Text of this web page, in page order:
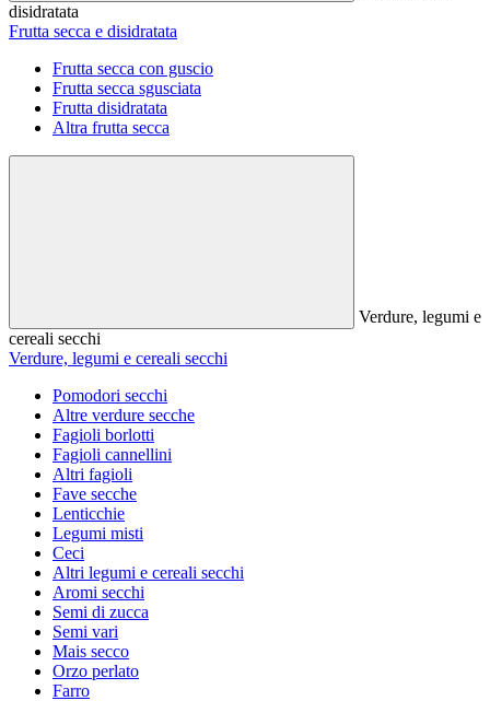
disidratata
Frutta secca e disidratata
Frutta secca con guscio
Frutta secca sgusciata
Frutta disidratata
Altra frutta secca
Verdure, legumi e
cereali secchi
Verdure, legumi e cereali secchi
Pomodori secchi
Altre verdure secche
Fagioli borlotti
Fagioli cannellini
Altri fagioli
Fave secche
Lenticchie
Legumi misti
Ceci
Altri legumi e cereali secchi
Aromi secchi
Semi di zucca
Semi vari
Mais secco
Orzo perlato
Farro